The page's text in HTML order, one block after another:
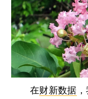
在财新数据